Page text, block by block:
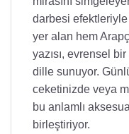
darbesi efektleriyle
yer alan hem
yazısı, evrensel
dille sunuyor.
ceketinizde veya
bu anlamlı
birleştiriyor.